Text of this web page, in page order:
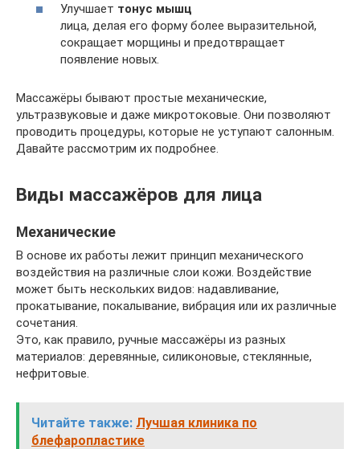
Улучшает тонус мышц
лица, делая его форму более выразительной,
сокращает морщины и предотвращает
появление новых.
Массажёры бывают простые механические,
ультразвуковые и даже микротоковые. Они позволяют
проводить процедуры, которые не уступают салонным.
Давайте рассмотрим их подробнее.
Виды массажёров для лица
Механические
В основе их работы лежит принцип механического
воздействия на различные слои кожи. Воздействие
может быть нескольких видов: надавливание,
прокатывание, покалывание, вибрация или их различные
сочетания.
Это, как правило, ручные массажёры из разных
материалов: деревянные, силиконовые, стеклянные,
нефритовые.
Читайте также: Лучшая клиника по
блефаропластике